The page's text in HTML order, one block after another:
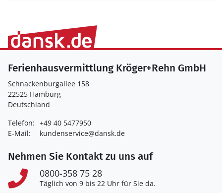
Ferienhausvermittlung Kröger+Rehn GmbH
Schnackenburgallee 158
22525 Hamburg
Deutschland
Telefon: +49 40 5477950
E-Mail:
kundenservice@dansk.de
Nehmen Sie Kontakt zu uns auf
0800-358 75 28
Täglich von 9 bis 22 Uhr für Sie da.